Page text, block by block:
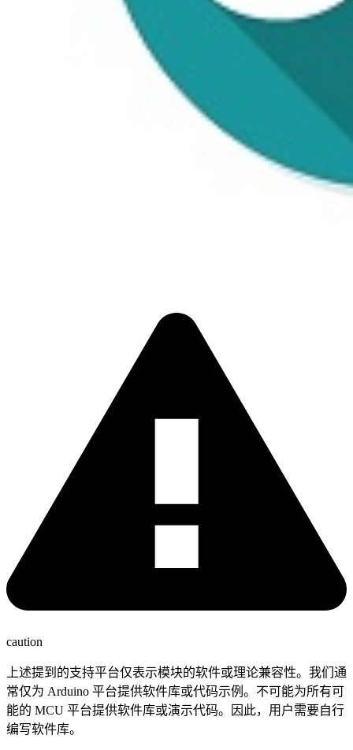
caution
上述提到的支持平台仅表示模块的软件或理论兼容性。我们通
常仅为 Arduino 平台提供软件库或代码示例。不可能为所有可
能的 MCU 平台提供软件库或演示代码。因此，用户需要自行
编写软件库。